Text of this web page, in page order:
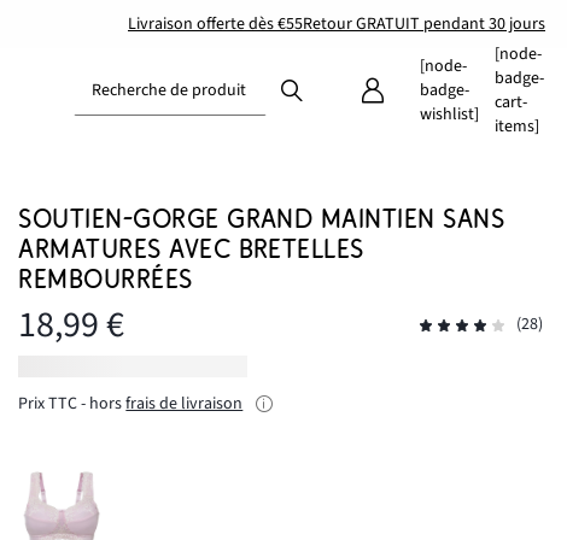
Livraison offerte dès €55Retour GRATUIT pendant 30 jours
Recherche de produit
[node-
badge-
wishlist]
[node-
badge-
cart-
items]
SOUTIEN-GORGE GRAND MAINTIEN SANS
ARMATURES AVEC BRETELLES
REMBOURRÉES
18,99 € (28)
Prix TTC - horsfrais de livraison